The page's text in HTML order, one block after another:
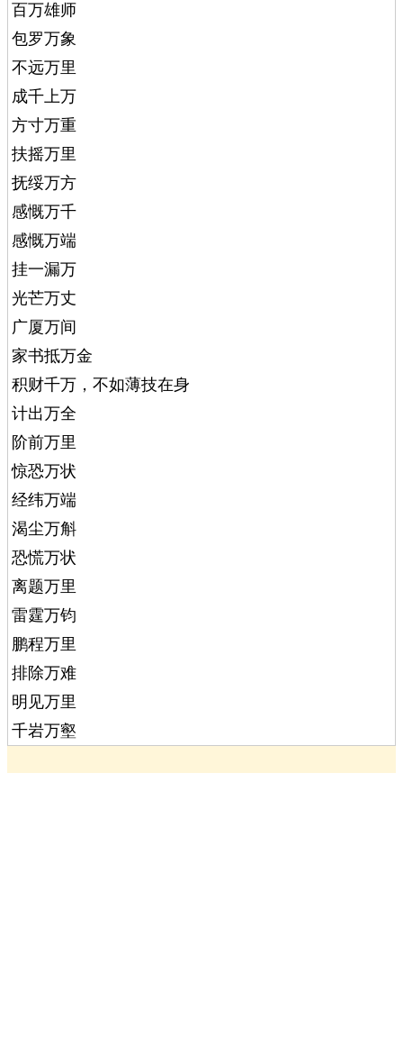
百万雄师
包罗万象
不远万里
成千上万
方寸万重
扶摇万里
抚绥万方
感慨万千
感慨万端
挂一漏万
光芒万丈
广厦万间
家书抵万金
积财千万，不如薄技在身
计出万全
阶前万里
惊恐万状
经纬万端
渴尘万斛
恐慌万状
离题万里
雷霆万钧
鹏程万里
排除万难
明见万里
千岩万壑